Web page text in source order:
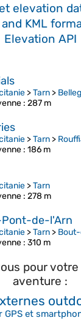
elevation
and KML
Elevation API
>Tarn >
: 287 m
>Tarn >
: 186 m
>Tarn
: 278 m
de-l'Arn
>Tarn >
: 310 m
pour
aventure :
GPS et